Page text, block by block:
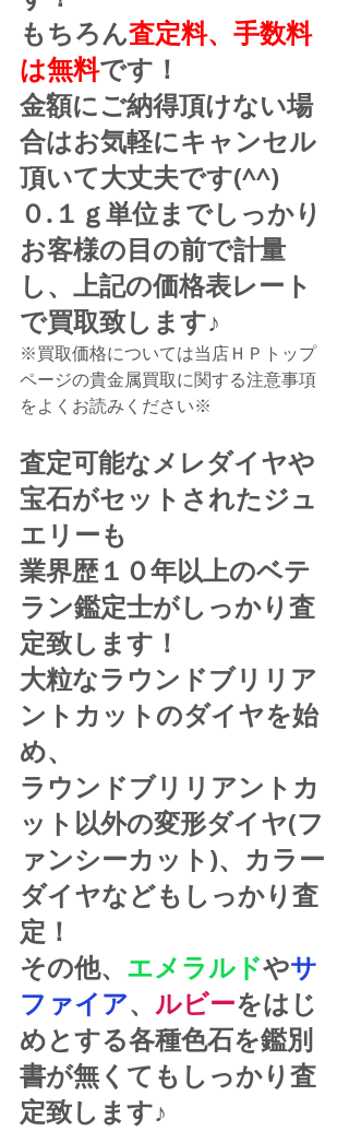
もちろん査定料、手数料
は無料です！
金額にご納得頂けない場
合はお気軽にキャンセル
頂いて大丈夫です(^^)
０.１ｇ単位までしっかり
お客様の目の前で計量
し、上記の価格表レート
で買取致します♪
※買取価格については当店ＨＰトップ
ページの貴金属買取に関する注意事項
をよくお読みください※
査定可能なメレダイヤや
宝石がセットされたジュ
エリーも
業界歴１０年以上のベテ
ラン鑑定士がしっかり査
定致します！
大粒なラウンドブリリア
ントカットのダイヤを始
め、
ラウンドブリリアントカ
ット以外の変形ダイヤ(フ
ァンシーカット)、カラー
ダイヤなどもしっかり査
定！
その他、 エメラルドやサ
ファイア、 ルビーをはじ
めとする各種色石を鑑別
書が無くてもしっかり査
定致します♪